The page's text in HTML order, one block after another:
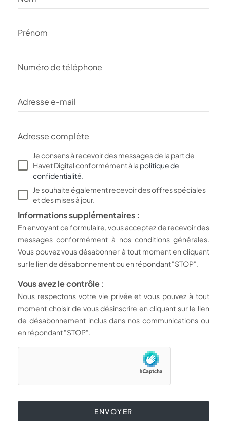
Prénom
Numéro de téléphone
Adresse e-mail
Adresse complète
Je consens à recevoir des messages de la part de
Havet Digital conformément à la politique de
confidentialité.
Je souhaite également recevoir des offres spéciales
et des mises à jour.
Informations supplémentaires :
En envoyant ce formulaire, vous acceptez de recevoir des
messages conformément à nos conditions générales.
Vous pouvez vous désabonner à tout moment en cliquant
sur le lien de désabonnement ou en répondant "STOP".
Vous avez le contrôle:
Nous respectons votre vie privée et vous pouvez à tout
moment choisir de vous désinscrire en cliquant sur le lien
de désabonnement inclus dans nos communications ou
en répondant "STOP".
ENVOYER